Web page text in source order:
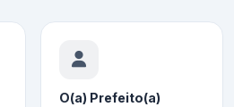
O(a) Prefeito(a)